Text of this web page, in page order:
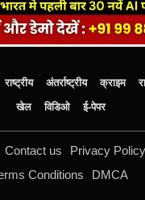
राष्ट्रीय अंतर्राष्ट्रीय क्राइम
खेल
विडिओ ई-पेपर
Contact us Privacy Policy
Conditions
DMCA